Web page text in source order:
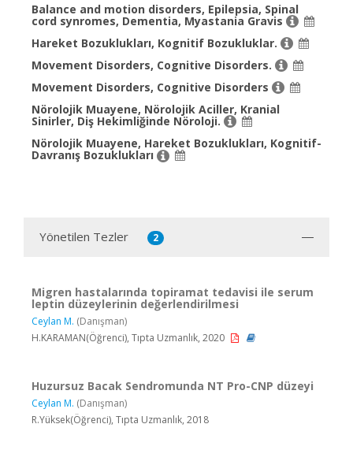
Balance and motion disorders, Epilepsia, Spinal
cord synromes, Dementia, Myastania Gravis
Hareket Bozuklukları, Kognitif Bozukluklar.
Movement Disorders, Cognitive Disorders.
Movement Disorders, Cognitive Disorders
Nörolojik Muayene, Nörolojik Aciller, Kranial
Sinirler, Diş Hekimliğinde Nöroloji.
Nörolojik Muayene, Hareket Bozuklukları, Kognitif-
Davranış Bozuklukları
Yönetilen Tezler 2
Migren hastalarında topiramat tedavisi ile serum
leptin düzeylerinin değerlendirilmesi
Ceylan M. (Danışman)
H.KARAMAN(Öğrenci), Tıpta Uzmanlık, 2020
Huzursuz Bacak Sendromunda NT Pro-CNP düzeyi
Ceylan M. (Danışman)
R.Yüksek(Öğrenci), Tıpta Uzmanlık, 2018